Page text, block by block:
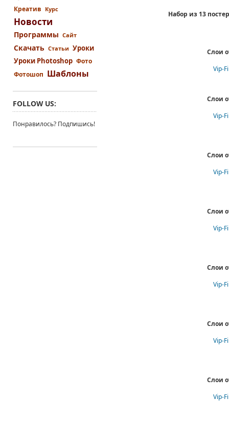
Набор из 13
Слои
Vip-
Слои
Vip-
Слои
Vip-
Слои
Vip-
Слои
Vip-
Слои
Vip-
Слои
Vip-
Креатив Курс
Новости
Программы Сайт
Скачать Статьи Уроки
Уроки Photoshop Фото
Фотошоп Шаблоны
FOLLOW US:
Понравилось? Подпишись!